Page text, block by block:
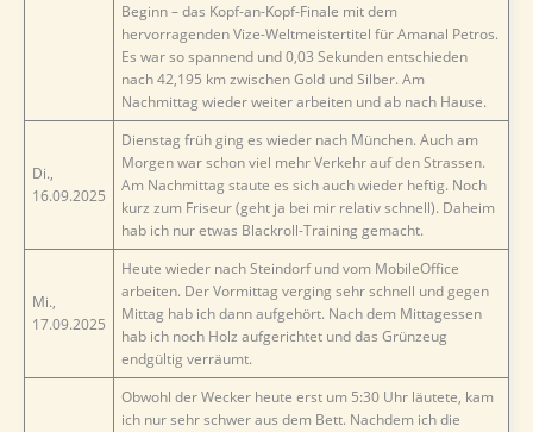
Beginn – das Kopf-an-Kopf-Finale mit dem
hervorragenden Vize-Weltmeistertitel für Amanal Petros.
Es war so spannend und 0,03 Sekunden entschieden
nach 42,195 km zwischen Gold und Silber. Am
Nachmittag wieder weiter arbeiten und ab nach Hause.
Di.,
16.09.2025
Dienstag früh ging es wieder nach München. Auch am
Morgen war schon viel mehr Verkehr auf den Strassen.
Am Nachmittag staute es sich auch wieder heftig. Noch
kurz zum Friseur (geht ja bei mir relativ schnell). Daheim
hab ich nur etwas Blackroll-Training gemacht.
Mi.,
17.09.2025
Heute wieder nach Steindorf und vom MobileOffice
arbeiten. Der Vormittag verging sehr schnell und gegen
Mittag hab ich dann aufgehört. Nach dem Mittagessen
hab ich noch Holz aufgerichtet und das Grünzeug
endgültig verräumt.
Obwohl der Wecker heute erst um 5:30 Uhr läutete, kam
ich nur sehr schwer aus dem Bett. Nachdem ich die